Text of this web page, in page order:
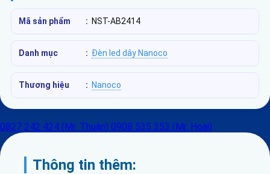
Mã sản phẩm : NST-AB2414
Danh mục : Đèn led dây Nanoco
Thương hiệu : Nanoco
0827 242 424 (Mr. Thuận) 0908 535 353 (Mr. Hoài)
Thông tin thêm: